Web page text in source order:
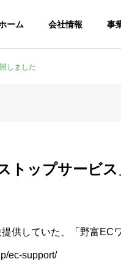
ーム 会社情報 事
しました
トップサービ
供していた、「野富EC
ec-support/